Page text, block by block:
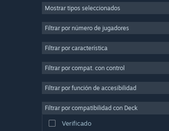
Multijugador masivo
Casuales
Simuladores
Producción de video
Edición fotográfica
Mostrar tipos seleccionados
Filtrar por número de jugadores
Filtrar por característica
Filtrar por compat. con control
Filtrar por función de accesibilidad
Filtrar por compatibilidad con Deck
Verificado